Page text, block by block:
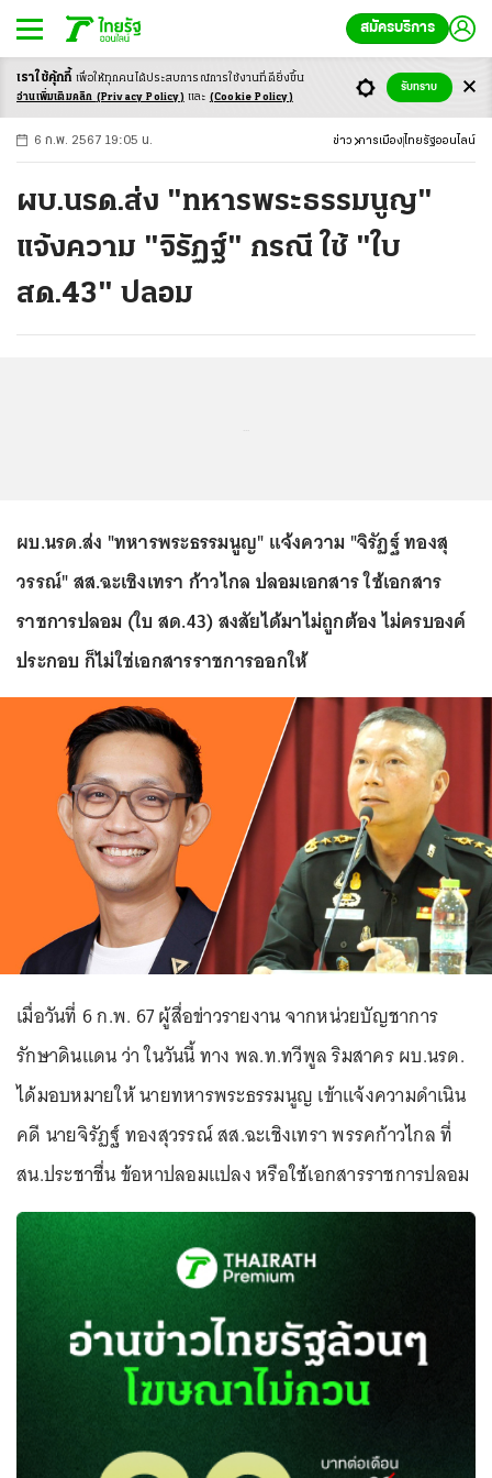
สมัครบริการ
-ก ก ก+
6 ก.พ. 2567 19:05 น. ข่าว การเมือง ไทยรัฐออนไลน์
ผบ.นรด.ส่ง "ทหารพระธรรมนูญ"
แจ้งความ "จิรัฏฐ์" กรณี ใช้ "ใบ
สด.43" ปลอม
ผบ.นรด.ส่ง "ทหารพระธรรมนูญ" แจ้งความ "จิรัฏฐ์ ทองสุ
วรรณ์" สส.ฉะเชิงเทรา ก้าวไกล ปลอมเอกสาร ใช้เอกสาร
ราชการปลอม (ใบ สด.43) สงสัยได้มาไม่ถูกต้อง ไม่ครบองค์
ประกอบ ก็ไม่ใช่เอกสารราชการออกให้
เมื่อวันที่ 6 ก.พ. 67 ผู้สื่อข่าวรายงาน จากหน่วยบัญชาการ
รักษาดินแดน ว่า ในวันนี้ ทาง พล.ท.ทวีพูล ริมสาคร ผบ.นรด.
ได้มอบหมายให้ นายทหารพระธรรมนูญ เข้าแจ้งความดำเนิน
คดี นายจิรัฏฐ์ ทองสุวรรณ์ สส.ฉะเชิงเทรา พรรคก้าวไกล ที่
สน.ประชาชื่น ข้อหาปลอมแปลง หรือใช้เอกสารราชการปลอม
เราใช้คุ้กกี้ เพื่อให้ทุกคนได้ประสบการณ์การใช้งานที่ดียิ่งขึ้น
อ่านเพิ่มเติมคลิก (Privacy Policy) และ (Cookie Policy)
รับทราบ